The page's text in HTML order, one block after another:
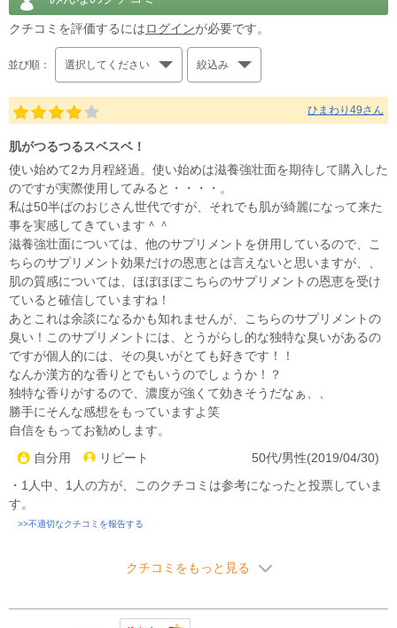
クチコミを評価するにはログインが必要です。
並び順： 選択してください 絞込み
ひまわり49さん
肌がつるつるスベスベ！
使い始めて2カ月程経過。使い始めは滋養強壮面を期待して購入した
のですが実際使用してみると・・・・。
私は50半ばのおじさん世代ですが、それでも肌が綺麗になって来た
事を実感してきています＾＾
滋養強壮面については、他のサプリメントを併用しているので、こ
ちらのサプリメント効果だけの恩恵とは言えないと思いますが、、
肌の質感については、ほぼほぼこちらのサプリメントの恩恵を受け
ていると確信していますね！
あとこれは余談になるかも知れませんが、こちらのサプリメントの
臭い！このサプリメントには、とうがらし的な独特な臭いがあるの
ですが個人的には、その臭いがとても好きです！！
なんか漢方的な香りとでもいうのでしょうか！？
独特な香りがするので、濃度が強くて効きそうだなぁ、、
勝手にそんな感想をもっていますよ笑
自信をもってお勧めします。
自分用
リピート
50代/男性(2019/04/30)
・1人中、1人の方が、このクチコミは参考になったと投票していま
す。
>>不適切なクチコミを報告する
クチコミをもっと見る